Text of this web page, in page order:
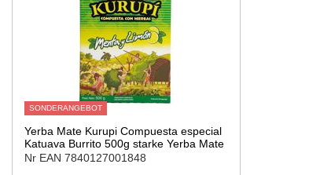
SONDERANGEBOT
Yerba Mate Kurupi Compuesta especial
Katuava Burrito 500g starke Yerba Mate
Nr EAN 7840127001848